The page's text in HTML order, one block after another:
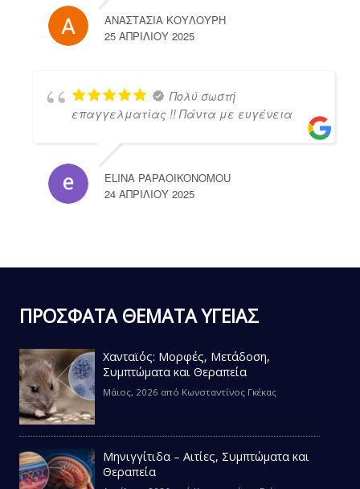
ΑΝΑΣΤΑΣΙΑ ΚΟΥΛΟΥΡΗ
25 ΑΠΡΙΛΊΟΥ 2025
Πολύ σωστή
επαγγελματίας !! Πάντα με ευγένεια
ELINA PAPAOIKONOMOU
24 ΑΠΡΙΛΊΟΥ 2025
ΠΡΟΣΦΑΤΑ ΘΕΜΑΤΑ ΥΓΕΙΑΣ
Χανταϊός: Μορφές, Μετάδοση,
Συμπτώματα και Θεραπεία
Μάιος, 2026 από Κωνσταντίνος Γκέκας
Μηνιγγίτιδα – Αιτίες, Συμπτώματα και
Θεραπεία